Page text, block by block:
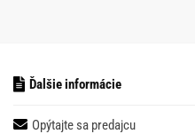
Ďalšie informácie
Opýtajte sa predajcu